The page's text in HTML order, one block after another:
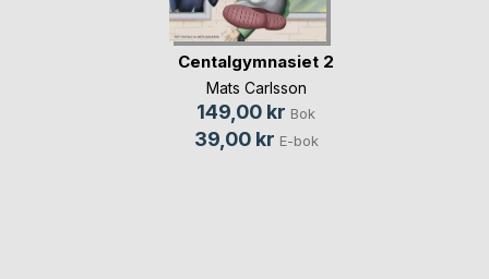
Centalgymnasiet 2
Mats Carlsson
149,00 kr Bok
39,00 kr E-bok